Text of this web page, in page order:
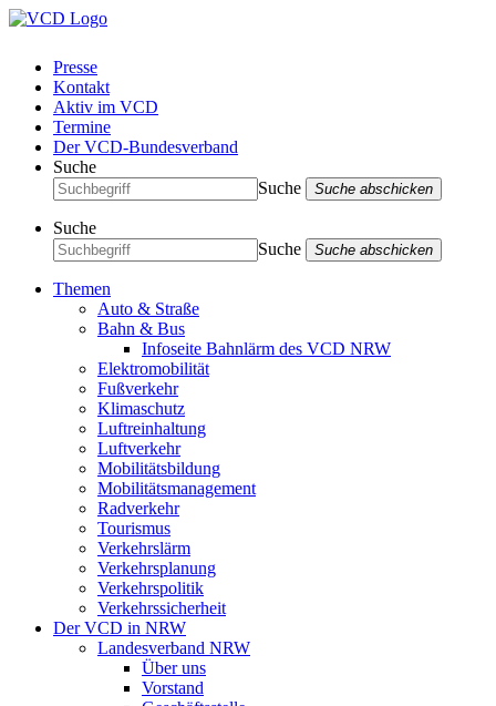
Presse
Kontakt
Aktiv im VCD
Termine
Der VCD-Bundesverband
Suche
Suche
Suche abschicken
Suche
Suche
Suche abschicken
Themen
Auto & Straße
Bahn & Bus
Infoseite Bahnlärm des VCD NRW
Elektromobilität
Fußverkehr
Klimaschutz
Luftreinhaltung
Luftverkehr
Mobilitätsbildung
Mobilitätsmanagement
Radverkehr
Tourismus
Verkehrslärm
Verkehrsplanung
Verkehrspolitik
Verkehrssicherheit
Der VCD in NRW
Landesverband NRW
Über uns
Vorstand